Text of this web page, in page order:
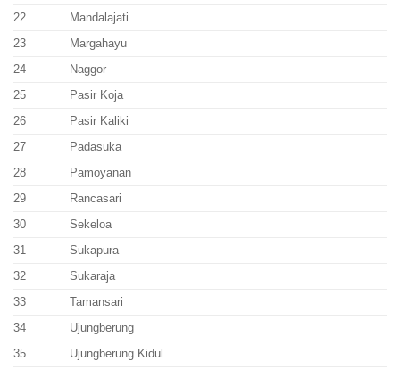
22
Mandalajati
23
Margahayu
24
Naggor
25
Pasir Koja
26
Pasir Kaliki
27
Padasuka
28
Pamoyanan
29
Rancasari
30
Sekeloa
31
Sukapura
32
Sukaraja
33
Tamansari
34
Ujungberung
35
Ujungberung Kidul